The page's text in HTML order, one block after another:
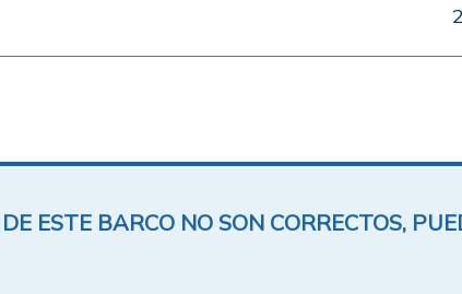
2
ESTE BARCO NO SON CORRECTOS,